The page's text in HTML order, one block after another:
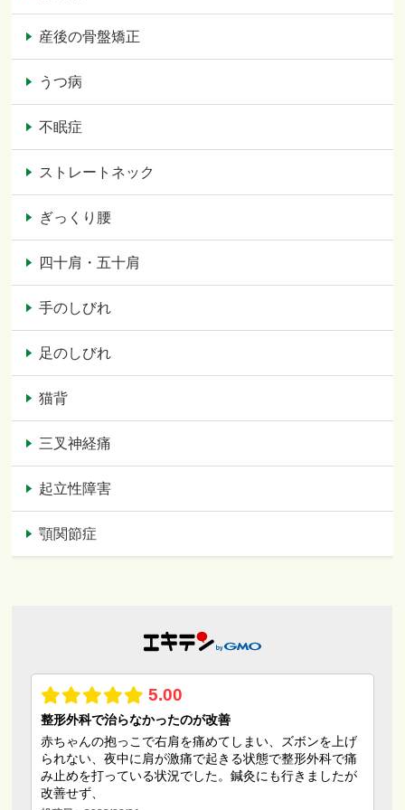
産後の骨盤矯正
うつ病
不眠症
ストレートネック
ぎっくり腰
四十肩・五十肩
手のしびれ
足のしびれ
猫背
三叉神経痛
起立性障害
顎関節症